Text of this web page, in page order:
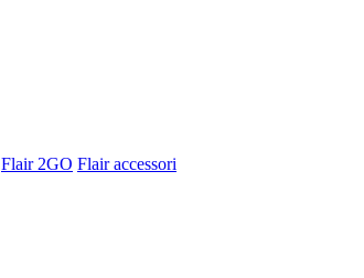
Flair 2GO Flair accessori